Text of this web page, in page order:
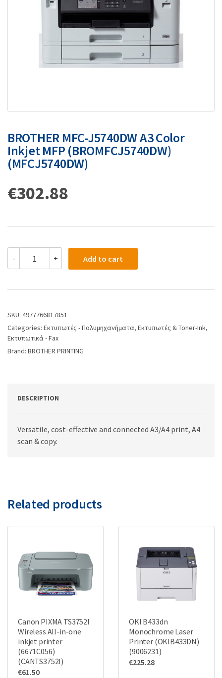
BROTHER MFC-J5740DW A3 Color
Inkjet MFP (BROMFCJ5740DW)
(MFCJ5740DW)
€302.88
- + Add to cart
SKU: 4977766817851
Categories: Εκτυπωτές - Πολυμηχανήματα, Εκτυπωτές & Toner-Ink,
Εκτυπωτικά - Fax
Brand: BROTHER PRINTING
DESCRIPTION
Versatile, cost-effective and connected A3/A4 print, A4
scan & copy.
Related products
Canon PIXMA TS3752I
Wireless All-in-one
inkjet printer
(6671C056)
(CANTS3752I)
€61.50
OKI B433dn
Monochrome Laser
Printer (OKIB433DN)
(9006231)
€225.28